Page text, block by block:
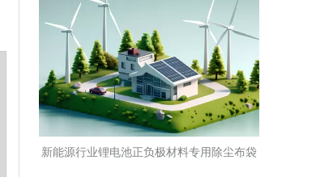
新能源行业锂电池正负极材料专用除尘布袋